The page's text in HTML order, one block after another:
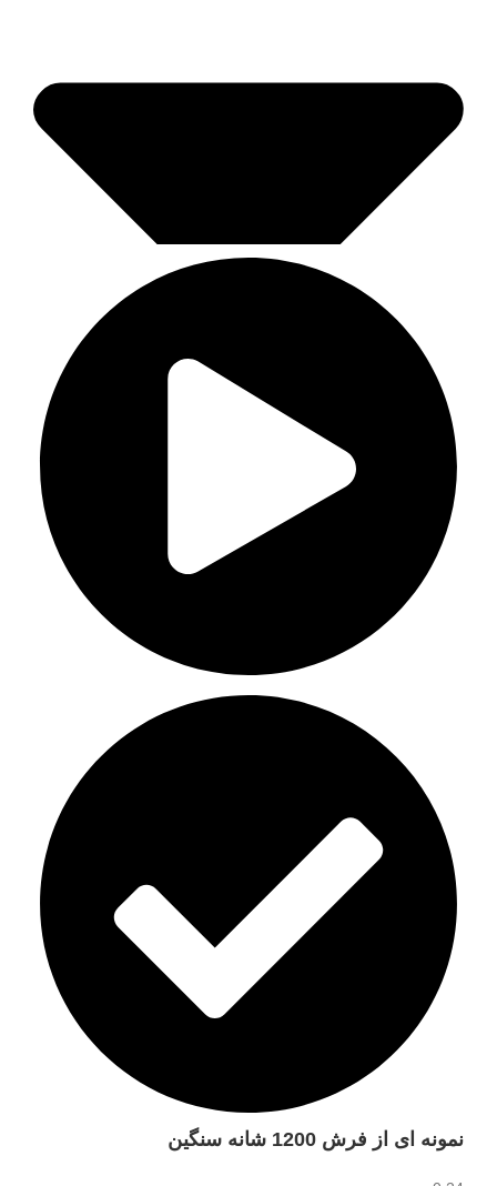
نمونه ای از فرش 1200 شانه سنگین